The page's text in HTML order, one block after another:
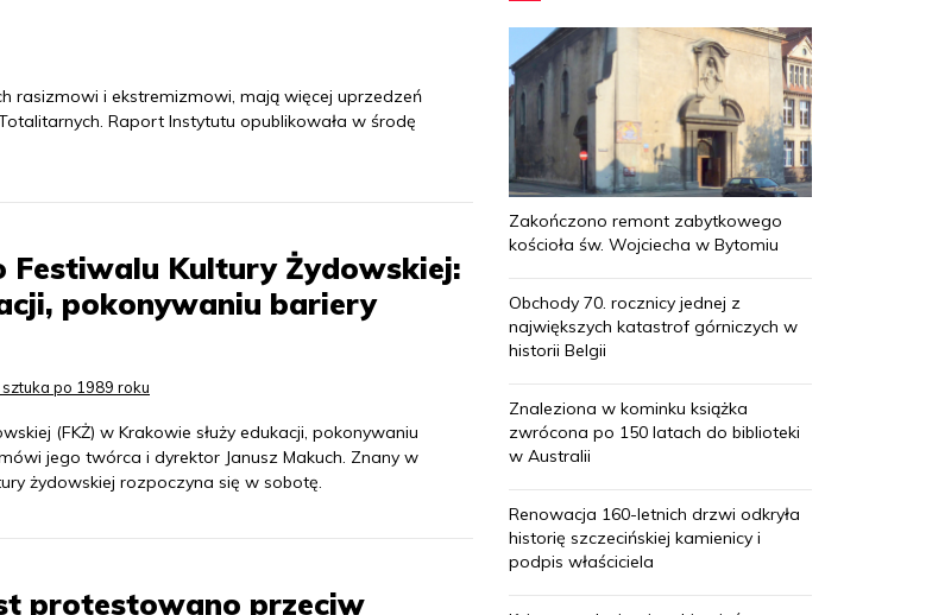
rasizmowi i ekstremizmowi, mają więcej uprzedzeń
Raport Instytutu opublikowała w środę
Festiwalu Kultury Żydowskiej:
pokonywaniu bariery
sztuka po 1989 roku
(FKŻ) w Krakowie służy edukacji, pokonywaniu
jego twórca i dyrektor Janusz Makuch. Znany w
żydowskiej rozpoczyna się w sobotę.
protestowano przeciw
Zakończono remont zabytkowego
kościoła św. Wojciecha w Bytomiu
Obchody 70. rocznicy jednej z
największych katastrof górniczych w
historii Belgii
Znaleziona w kominku książka
zwrócona po 150 latach do biblioteki
w Australii
Renowacja 160-letnich drzwi odkryła
historię szczecińskiej kamienicy i
podpis właściciela